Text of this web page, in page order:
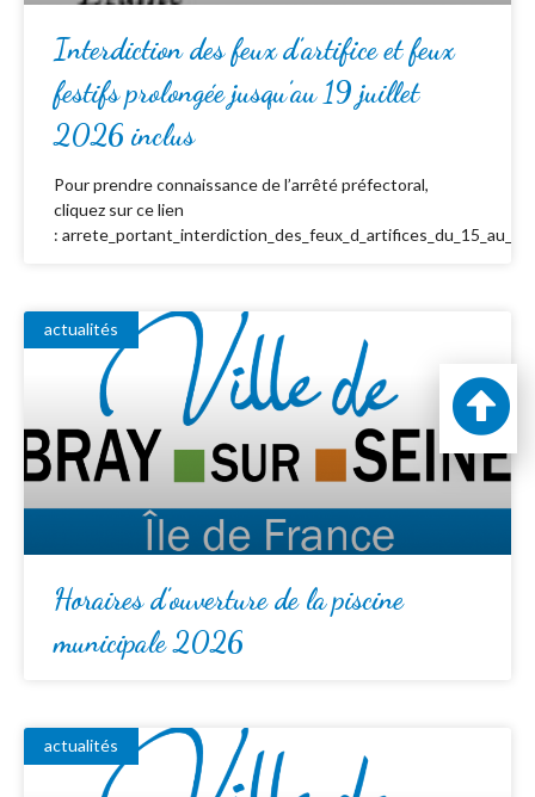
Interdiction des feux d’artifice et feux
festifs prolongée jusqu’au 19 juillet
2026 inclus
Pour prendre connaissance de l’arrêté préfectoral,
cliquez sur ce lien
:
actualités
Horaires d’ouverture de la piscine
municipale 2026
actualités